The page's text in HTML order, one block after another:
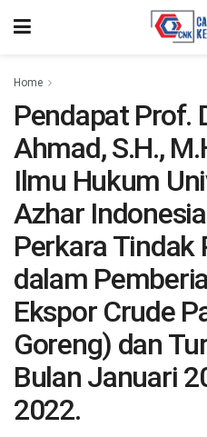
Home
Pendapat Prof.
Ahmad, S.H.,
Ilmu Hukum
Azhar
Perkara Tindak
dalam
Ekspor Crude
Goreng) dan
Bulan Januari
2022.